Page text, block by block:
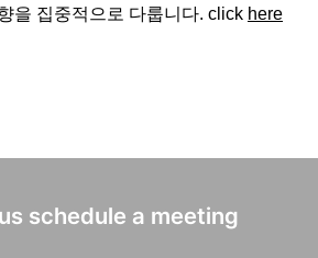
을 집중적으로 다룹니다. click here
schedule a meeting